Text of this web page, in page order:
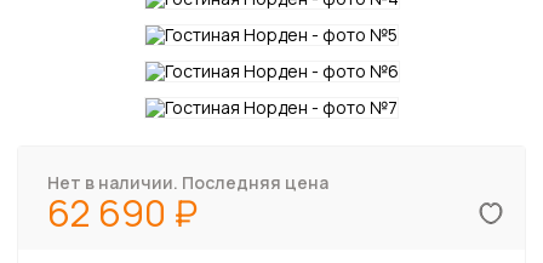
Нет в наличии. Последняя цена
62 690